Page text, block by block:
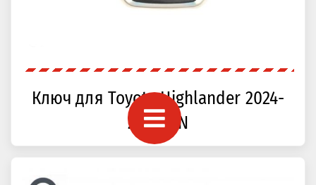
Ключ для Toyota Highlander 2024-
2025, CN